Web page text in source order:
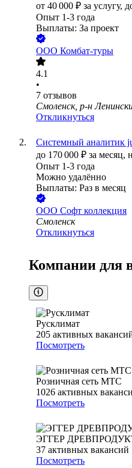
от 40 000 ₽ за услугу,
Опыт 1-3 года
Выплаты: За проект
ООО Комбат-туры
4.1
•
7 отзывов
Смоленск, р-н
Откликнуться
Системный аналитик
до 170 000 ₽ за месяц,
Опыт 1-3 года
Можно удалённо
Выплаты: Раз в месяц
ООО Софт коллекция
Смоленск
Откликнуться
Компании для
Русклимат
205 активных
Посмотреть
Розничная сеть МТС
1026 активных
Посмотреть
ЭГГЕР
37 активных вакансий
Посмотреть